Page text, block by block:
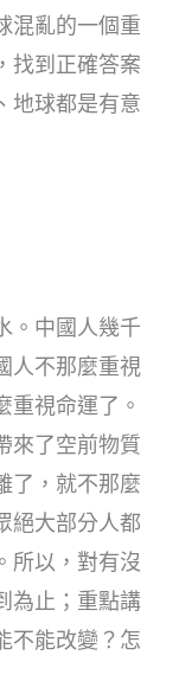
混亂的一個重
找到正確答案
地球都是有意
。中國人幾千
人不那麼重視
重視命運了。
來了空前物質
了，就不那麼
絕大部分人都
所以，對有沒
為止；重點講
不能改變？怎